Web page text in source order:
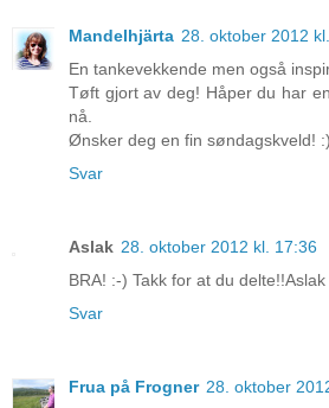
Mandelhjärta 28. oktober 2012
En tankevekkende men også
Tøft gjort av deg! Håper du har
nå.
Ønsker deg en fin søndagskveld! :)
Svar
Aslak 28. oktober 2012 kl. 17:36
BRA! :-) Takk for at du delte!!Aslak
Svar
Frua på Frogner 28. oktober